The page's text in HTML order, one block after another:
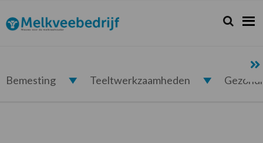
de
hoofdnavigatie
de
hoofd
de
eerste
de
voettekst
Melkveebedrijf.nl Zoeken...
Zoek
Bemesting Teeltwerkzaamheden